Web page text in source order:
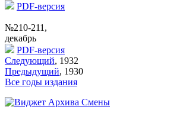
PDF-версия
№210-211,
декабрь
PDF-версия
Следующий, 1932
Предыдущий, 1930
Все годы издания